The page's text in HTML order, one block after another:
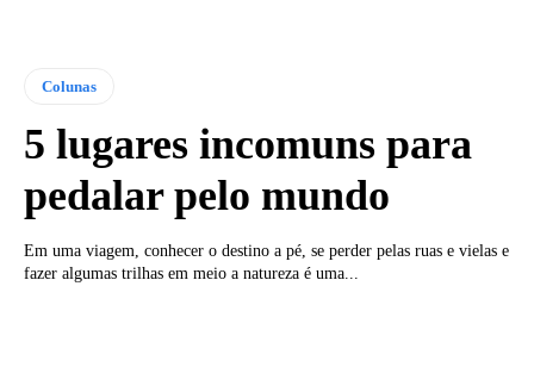
Colunas
5 lugares incomuns para
pedalar pelo mundo
Em uma viagem, conhecer o destino a pé, se perder pelas ruas e vielas e
fazer algumas trilhas em meio a natureza é uma...